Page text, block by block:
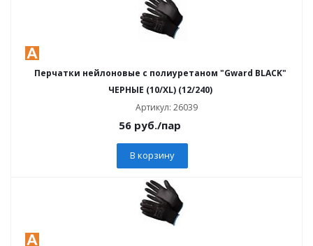
Перчатки нейлоновые с полиуретаном "Gward BLACK"
ЧЕРНЫЕ (10/XL) (12/240)
Артикул: 26039
56руб./пар
В корзину